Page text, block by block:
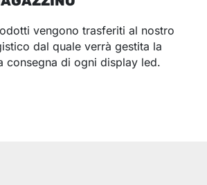
vengono trasferiti al nostro
dal quale verrà gestita la
consegna di ogni display led.